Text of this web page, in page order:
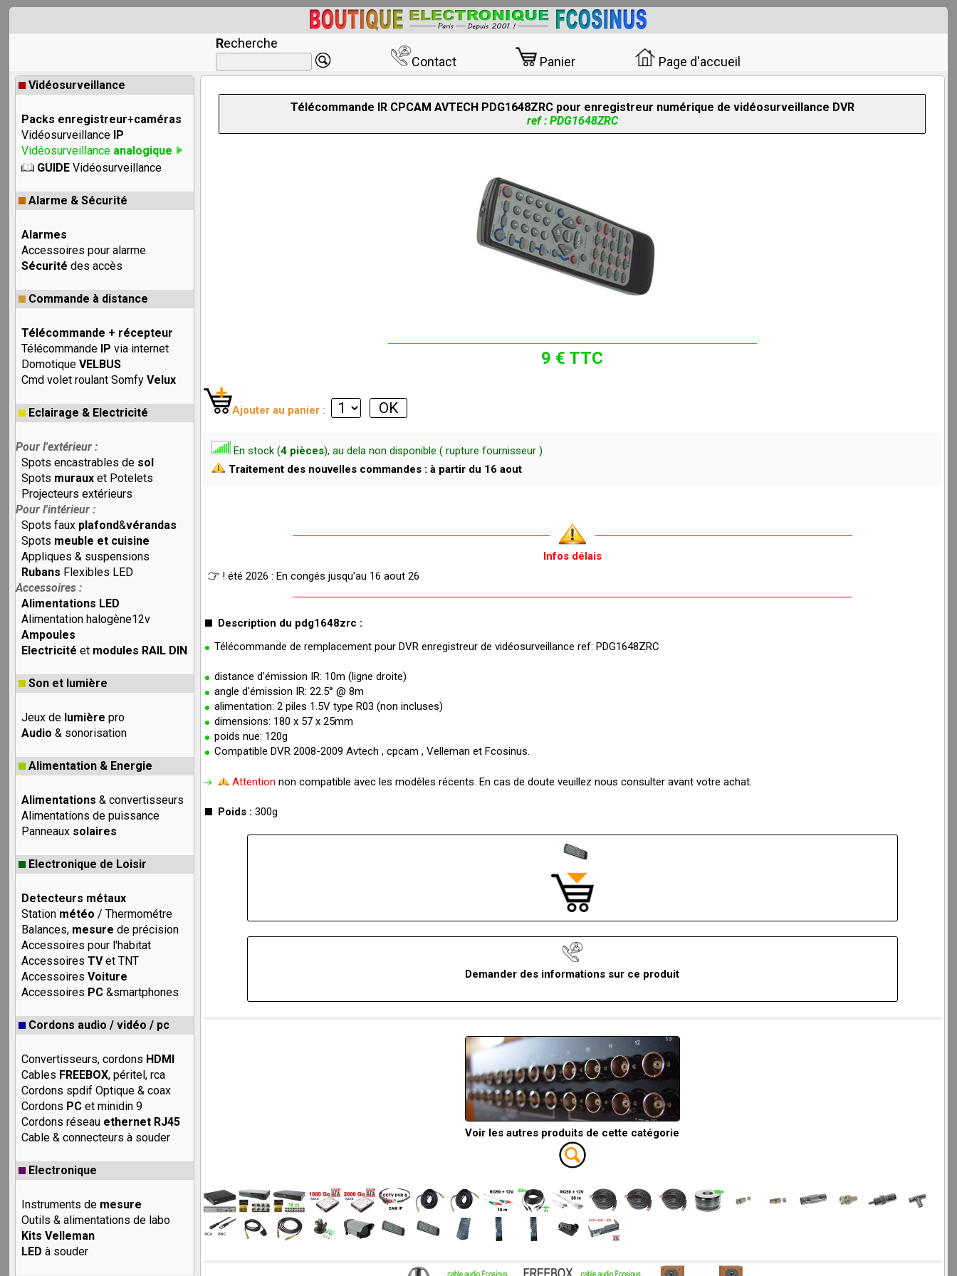
Recherche
Contact
Panier Page d'accueil
Vidéosurveillance
Packs enregistreur+caméras
Vidéosurveillance IP
Vidéosurveillance analogique
GUIDE Vidéosurveillance
Alarme & Sécurité
Alarmes
Accessoires pour alarme
Sécurité des accès
Commande à distance
Télécommande + récepteur
Télécommande IP via internet
DomotiqueVELBUS
Cmd volet roulant SomfyVelux
Eclairage & Electricité
Pour l'extérieur :
Spots encastrables de sol
Spots muraux et Potelets
Projecteurs extérieurs
Pour l'intérieur :
Spots faux plafond&vérandas
Spots meuble et cuisine
Appliques & suspensions
Rubans Flexibles LED
Accessoires :
Alimentations LED
Alimentation halogène12v
Ampoules
Electricité et modules RAIL DIN
Son et lumière
Jeux de lumière pro
Audio & sonorisation
Alimentation & Energie
Alimentations & convertisseurs
Alimentations de puissance
Panneaux solaires
Electronique de Loisir
Detecteurs métaux
Station météo / Thermométre
Balances, mesure de précision
Accessoires pour l'habitat
AccessoiresTVet TNT
AccessoiresVoiture
Accessoires PC &smartphones
Cordons audio / vidéo / pc
Convertisseurs, cordons HDMI
Cables FREEBOX, péritel, rca
Cordons spdif Optique & coax
Cordons PC et minidin 9
Cordons réseau ethernet RJ45
Cable & connecteurs à souder
Electronique
Instruments de mesure
Outils & alimentations de labo
Kits Velleman
LED à souder
Télécommande IR CPCAM AVTECH PDG1648ZRC pour enregistreur numérique de vidéosurveillance DVR
ref : PDG1648ZRC
9 € TTC
Ajouter au panier :
En stock (4 pièces), au dela non disponible ( rupture fournisseur )
Traitement des nouvelles commandes : à partir du 16 aout
Infos délais
! été 2026 : En congés jusqu'au 16 aout 26
Description du pdg1648zrc :
Télécommande de remplacement pour DVR enregistreur de vidéosurveillance ref: PDG1648ZRC
distance d'émission IR: 10m (ligne droite)
angle d'émission IR: 22.5° @ 8m
alimentation: 2 piles 1.5V type R03 (non incluses)
dimensions: 180 x 57 x 25mm
poids nue: 120g
Compatible DVR 2008-2009 Avtech , cpcam , Velleman et Fcosinus.
Attention non compatible avec les modèles récents. En cas de doute veuillez nous consulter avant votre achat.
Poids :300g
Demander des informations sur ce produit
Voir les autres produits de cette catégorie